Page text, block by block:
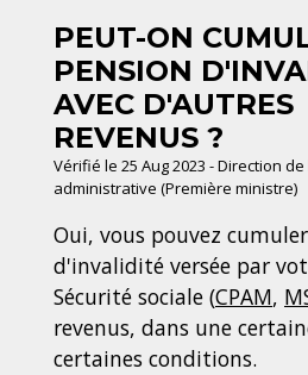
PEUT-ON
PENSION
AVEC D'AUTRES
REVENUS ?
Vérifié le 25 Aug 2023 - Direction
administrative (Première ministre)
Oui, vous pouvez
d'invalidité versée par
Sécurité sociale (CPAM,
revenus, dans une
certaines conditions.